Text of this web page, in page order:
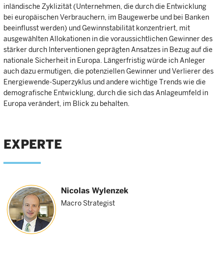
inländische Zyklizität (Unternehmen, die durch die Entwicklung
bei europäischen Verbrauchern, im Baugewerbe und bei Banken
beeinflusst werden) und Gewinnstabilität konzentriert, mit
ausgewählten Allokationen in die voraussichtlichen Gewinner des
stärker durch Interventionen geprägten Ansatzes in Bezug auf die
nationale Sicherheit in Europa. Längerfristig würde ich Anleger
auch dazu ermutigen, die potenziellen Gewinner und Verlierer des
Energiewende-Superzyklus und andere wichtige Trends wie die
demografische Entwicklung, durch die sich das Anlageumfeld in
Europa verändert, im Blick zu behalten.
EXPERTE
Nicolas Wylenzek
Macro Strategist